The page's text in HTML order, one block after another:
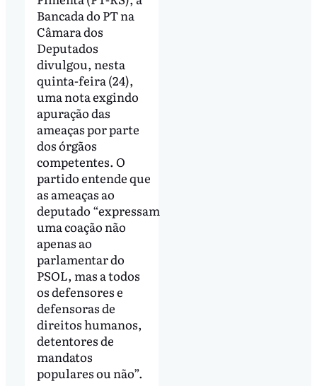
Bancada do PT na
Câmara dos
Deputados
divulgou, nesta
quinta-feira (24),
uma nota exgindo
apuração das
ameaças por parte
dos órgãos
competentes. O
partido entende que
as ameaças ao
deputado “expressam
uma coação não
apenas ao
parlamentar do
PSOL, mas a todos
os defensores e
defensoras de
direitos humanos,
detentores de
mandatos
populares ou não”.